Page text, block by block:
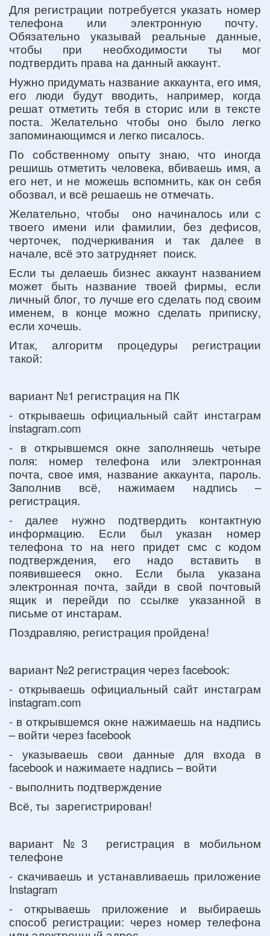
Для регистрации потребуется указать номер
телефона или электронную почту.
Обязательно указывай реальные данные,
чтобы при необходимости ты мог
подтвердить права на данный аккаунт.
Нужно придумать название аккаунта, его имя,
его люди будут вводить, например, когда
решат отметить тебя в сторис или в тексте
поста. Желательно чтобы оно было легко
запоминающимся и легко писалось.
По собственному опыту знаю, что иногда
решишь отметить человека, вбиваешь имя, а
его нет, и не можешь вспомнить, как он себя
обозвал, и всё решаешь не отмечать.
Желательно, чтобы оно начиналось или с
твоего имени или фамилии, без дефисов,
черточек, подчеркивания и так далее в
начале, всё это затрудняет поиск.
Если ты делаешь бизнес аккаунт названием
может быть название твоей фирмы, если
личный блог, то лучше его сделать под своим
именем, в конце можно сделать приписку,
если хочешь.
Итак, алгоритм процедуры регистрации
такой:
вариант №1 регистрация на ПК
- открываешь официальный сайт инстаграм
instagram.com
- в открывшемся окне заполняешь четыре
поля: номер телефона или электронная
почта, свое имя, название аккаунта, пароль.
Заполнив всё, нажимаем надпись –
регистрация.
- далее нужно подтвердить контактную
информацию. Если был указан номер
телефона то на него придет смс с кодом
подтверждения, его надо вставить в
появившееся окно. Если была указана
электронная почта, зайди в свой почтовый
ящик и перейди по ссылке указанной в
письме от инстарам.
Поздравляю, регистрация пройдена!
вариант №2 регистрация через facebook:
- открываешь официальный сайт инстаграм
instagram.com
- в открывшемся окне нажимаешь на надпись
– войти через facebook
- указываешь свои данные для входа в
facebook и нажимаете надпись – войти
- выполнить подтверждение
Всё, ты зарегистрирован!
вариант №3 регистрация в мобильном
телефоне
- скачиваешь и устанавливаешь приложение
Instagram
- открываешь приложение и выбираешь
способ регистрации: через номер телефона